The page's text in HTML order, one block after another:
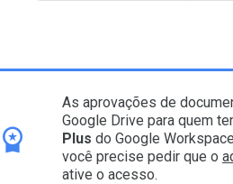
As aprovações de
Google Drive para quem
Plus do Google
você precise pedir que o
ative o acesso.